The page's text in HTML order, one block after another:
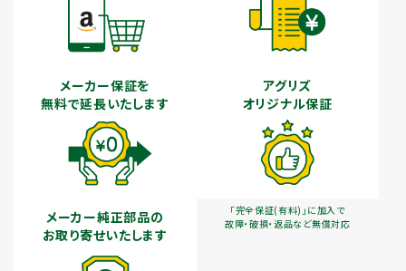
メーカー保証を
無料で延長いたします
アグリズ
オリジナル保証
「完全保証(有料)」に加入で
故障・破損・返品など無償対応
メーカー純正部品の
お取り寄せいたします